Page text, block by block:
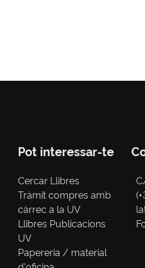
Pot interessar-te
Cercar Llibres
Tràmit compres amb
càrrec a la UV
Llibres Publicacions
UV
Papereria / material